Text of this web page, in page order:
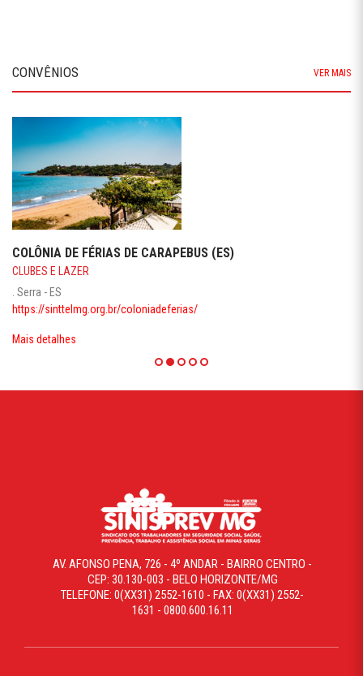
CONVÊNIOS VER MAIS
COLÔNIA DE FÉRIAS DE CARAPEBUS (ES)
CLUBES E LAZER
. Serra - ES
https://sinttelmg.org.br/coloniadeferias/
Mais detalhes
AV. AFONSO PENA, 726 - 4º ANDAR - BAIRRO CENTRO -
CEP: 30.130-003 - BELO HORIZONTE/MG
TELEFONE: 0(XX31) 2552-1610 - FAX: 0(XX31) 2552-
1631 - 0800.600.16.11